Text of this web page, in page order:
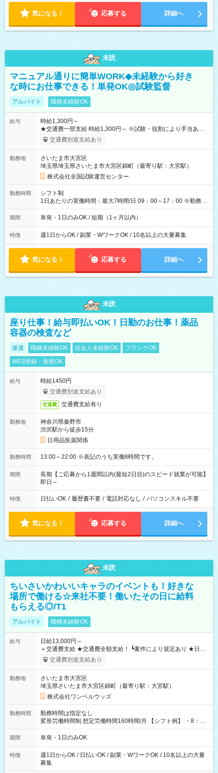
気になる！ 応募する 詳細へ
未読
マニュアル通りに簡単WORK◆未経験から好き
な時にお仕事できる！単発OK◎試験監督
アルバイト 職種未経験OK
給与
時給1,300円～
★交通費一部支給 時給1,300円～ ※試験・役割により手当あり
※勤務回数により昇給あり 【即給（前払い）オプションあ
り！】 希望される場合、勤務から1週間ほどで給与の一部を受け
例】 ・河合塾模擬試験 8:30～17:30（休憩1時間） 時給1,300円
×8時間＝日収10,400円＋交通費 ※当日の役割により時給＋100
円の場合あり ・国家試験 7:00～13:30（休憩なし） 時給1,300
円（役割手当＋100円）×6時間＝日収8,400円＋交通費 【試用期
間】試用期間なし
交通費別途支給あり
勤務地
さいたま市大宮区
埼玉県埼玉県さいたま市大宮区錦町（最寄り駅：大宮駅）
株式会社全国試験運営センター
勤務時間
シフト制
1日あたりの実働時間：最大7時間/日 09：00～17：00 ※勤務時
間は 試験により異なります。
期間 単発・1日のみOK / 短期（1ヶ月以内）
特徴 週1日からOK / 副業・WワークOK / 10名以上の大量募集
気になる！ 応募する 詳細へ
未読
座り仕事！給与即払いOK！日勤のお仕事！薬品
容器の検査など
派遣 職種未経験OK 社会人未経験OK
ブランクOK
WEB登録・面接OK
給与
時給1450円
交通費別途支給あり
交通費 交通費支給有り
勤務地
神奈川県秦野市
渋沢駅から徒歩15分
日用品医薬関係
勤務時間 13:00～22:00 ※表記のうち実働8時間です。
期間
長期【ご応募から1週間以内(最短2日目)のスピード就業が可能】
即日～
特徴 日払いOK / 履歴書不要 / 電話対応なし / パソコンスキル不要
気になる！ 応募する 詳細へ
未読
ちいさいかわいいキャラのイベントも！好きな
場所で働ける☆来社不要！働いたその日に給料
もらえる◎/T1
アルバイト 職種未経験OK
給与
日給13,000円～
＋交通費支給 ★交通費全額支給！ ┗案件により規定あり ★日払
いOK！（規定あり） ┗働いたその日に現金GET♪ お仕事後はコ
ンビニATMから 日払い分を引き落とせます！ 【試用期間】試
交通費別途支給あり
勤務地
さいたま市大宮区
埼玉県さいたま市大宮区錦町（最寄り駅：大宮駅）
株式会社ワンベルウッズ
勤務時間
勤務時間は指定なし
変形労働時間制 想定労働時間160時間/月 【シフト例】 ・8：00
～21：00
期間 単発・1日のみOK
特徴
週1日からOK / 日払いOK / 副業・WワークOK / 10名以上の大量
募集